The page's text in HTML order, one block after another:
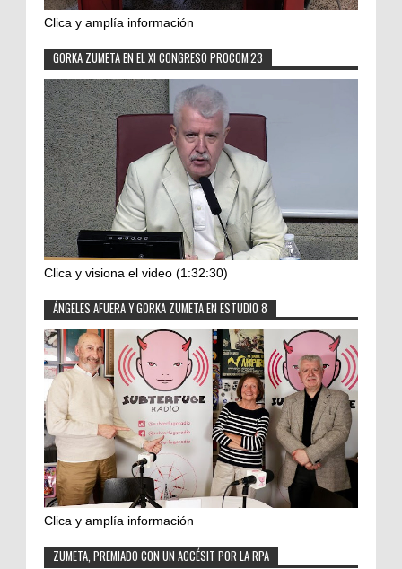
Clica y amplía información
GORKA ZUMETA EN EL XI CONGRESO PROCOM'23
Clica y visiona el video (1:32:30)
ÁNGELES AFUERA Y GORKA ZUMETA EN ESTUDIO 8
Clica y amplía información
ZUMETA, PREMIADO CON UN ACCÉSIT POR LA RPA